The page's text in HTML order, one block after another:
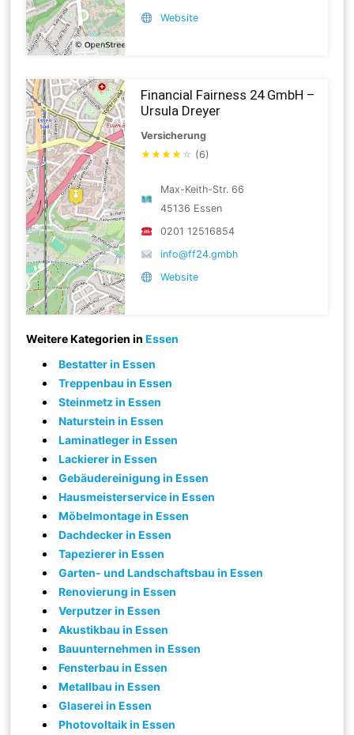
Website
Financial Fairness 24 GmbH –
Ursula Dreyer
Versicherung
★★★★ ☆ (6)
Max-Keith-Str. 66
45136 Essen
0201 12516854
info@ff24.gmbh
Website
Weitere Kategorien inEssen
Bestatter in Essen
Treppenbau in Essen
Steinmetz in Essen
Naturstein in Essen
Laminatleger in Essen
Lackierer in Essen
Gebäudereinigung in Essen
Hausmeisterservice in Essen
Möbelmontage in Essen
Dachdecker in Essen
Tapezierer in Essen
Garten- und Landschaftsbau in Essen
Renovierung in Essen
Verputzer in Essen
Akustikbau in Essen
Bauunternehmen in Essen
Fensterbau in Essen
Metallbau in Essen
Glaserei in Essen
Photovoltaik in Essen